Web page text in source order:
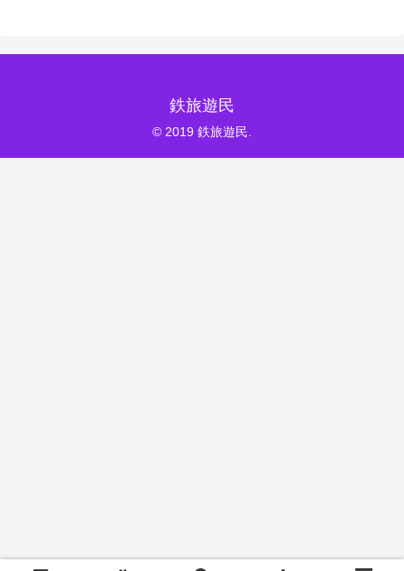
鉄旅遊民
© 2019 鉄旅遊民.